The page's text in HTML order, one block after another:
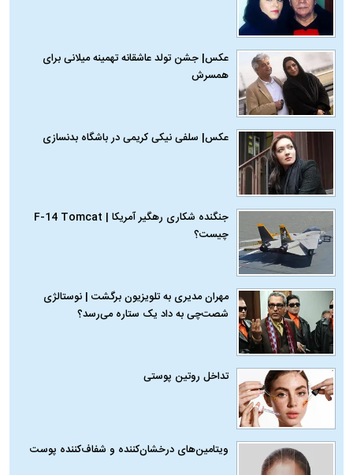
عکس| جشن تولد عاشقانه تهمینه میلانی برای
همسرش
عکس| سلفی نیکی کریمی در باشگاه بدنسازی
جنگنده شکاری رهگیر آمریکا | F-14 Tomcat
چیست؟
مهران مدیری به تلویزیون برگشت | نوستالژی
شصت‌چی به داد یک ستاره می‌رسد؟
تداخل روتین پوستی
ویتامین‌های درخشان‌کننده و شفاف‌کننده پوست